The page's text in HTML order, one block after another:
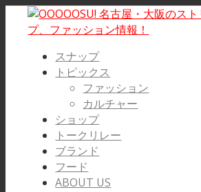
スナップ
トピックス
ファッション
カルチャー
ショップ
トークリレー
ブランド
フード
ABOUT US